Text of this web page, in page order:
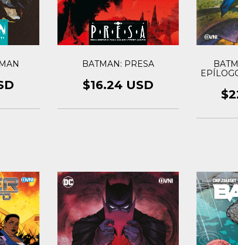
BATMAN: PRESA
$16.24 USD